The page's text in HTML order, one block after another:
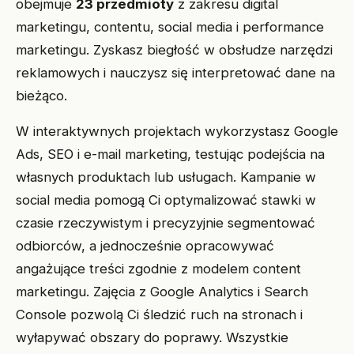
obejmuje 23 przedmioty z zakresu digital
marketingu, contentu, social media i performance
marketingu. Zyskasz biegłość w obsłudze narzędzi
reklamowych i nauczysz się interpretować dane na
bieżąco.
W interaktywnych projektach wykorzystasz Google
Ads, SEO i e-mail marketing, testując podejścia na
własnych produktach lub usługach. Kampanie w
social media pomogą Ci optymalizować stawki w
czasie rzeczywistym i precyzyjnie segmentować
odbiorców, a jednocześnie opracowywać
angażujące treści zgodnie z modelem content
marketingu. Zajęcia z Google Analytics i Search
Console pozwolą Ci śledzić ruch na stronach i
wyłapywać obszary do poprawy. Wszystkie